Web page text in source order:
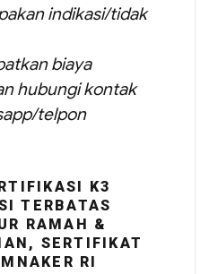
indikasi/tidak
biaya
hubungi kontak
telpon
K3
TERBATAS
RAMAH &
SERTIFIKAT
RI